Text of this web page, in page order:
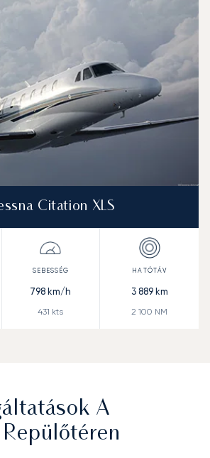
Citation XLS
798 km/h
431 kts
3 889km
2 100 NM
A